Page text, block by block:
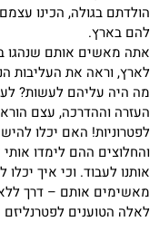
הולדתם בגולה, הכינו
להם בארץ.
אתה מאשים אותם שנהגו
לארץ, וראה את העליבות
מה היה עליהם לעשות?
העזרה וההדרכה, עצם
לפטרוניות! האם יכלו
והחלוצים ההם לימדו
אותנו לעבוד. וכי איך
מאשימים אותם – דרך
לאלה הטוענים